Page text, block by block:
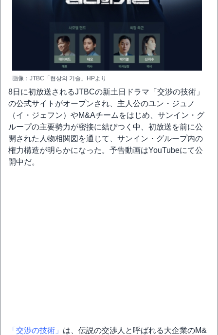
画像：JTBC「협상의 기술」HPより
8日に初放送されるJTBCの新土日ドラマ「交渉の技術」
の公式サイトがオープンされ、主人公のユン・ジュノ
（イ・ジェフン）やM&Aチームをはじめ、サンイン・グ
ループの主要勢力が密接に結びつく中、初放送を前に公
開された人物相関図を通じて、サンイン・グループ内の
権力構造が明らかになった。予告動画はYouTubeにて公
開中だ。
「交渉の技術」 は、伝説の交渉人と呼ばれる大企業のM&